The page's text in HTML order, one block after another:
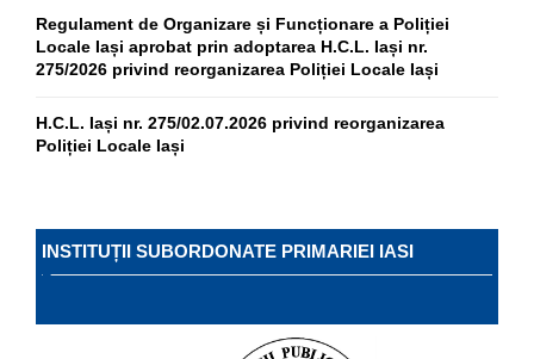
Regulament de Organizare și Funcționare a Poliției
Locale Iași aprobat prin adoptarea H.C.L. Iași nr.
275/2026 privind reorganizarea Poliției Locale Iași
H.C.L. Iași nr. 275/02.07.2026 privind reorganizarea
Poliției Locale Iași
INSTITUȚII SUBORDONATE PRIMARIEI IASI